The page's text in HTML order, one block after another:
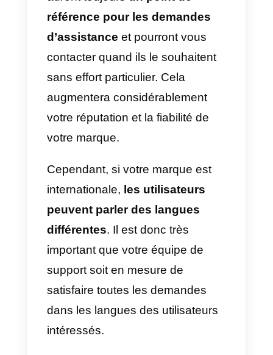
considérablement augmenter la
couverture des posts/stories;
3) Ajoutez un widget
chat sur votre site web:
cas, vous donnerez aux visiteurs
de votre site web la possibilité
d’atterrir sur votre profil Instagram
et d’entamer une conversation
Direct;
4) Invitez les utilisateurs qui
commentent à vous envoyer
message privé:vous devrez
faire en sorte que les personnes